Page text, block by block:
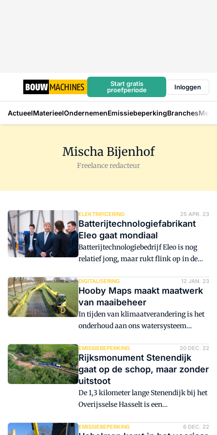
Start gratis
proefperiode
Inloggen
ActueelMaterieelOndernemenEmissiebeperkingBranches
Mischa Bijenhof
Freelance redacteur
ELEKTRIFICERING 25 APR. 23
Batterijtechnologiefabrikant
Eleo gaat mondiaal
Batterijtechnologiebedrijf Eleo is nog
relatief jong, maar rukt flink op in de
Yanmar heeft een meerderheidsaandeel
genomen in het Helmondse bedrijf, dat
vorig jaar een gloednieuw pand opende
en onlangs koning Willem-Alexander op
bezoek kreeg.
DIGITALISERING 12 JAN. 23
Hooby Maps maakt maatwerk
van maaibeheer
In tijden van klimaatverandering is het
onderhoud aan ons watersysteem
zoeken continu naar innovaties om hun
werk beter en efficiënter te maken.
Machinebouwer Marco Hobelman
draagt daaraan bij met Hooby Maps, dat
tijdens het maaien 3D-visualisaties van
de watergangen maakt.
EMISSIEBEPERKING 20 DEC. 22
Rijksmonument Stenendijk
gaat op de schop, maar zonder
uitstoot
De 1,3 kilometer lange Stenendijk bij het
Overijsselse Hasselt is een
vijfhonderd jaar oud. De waterkering,
EMISSIEBEPERKING 6 DEC. 22